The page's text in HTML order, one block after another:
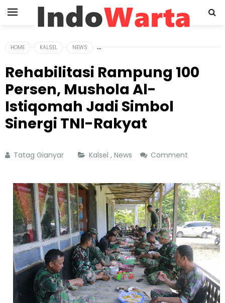
HOME KALSEL NEWS
Rehabilitasi Rampung 100
Persen, Mushola Al-
Istiqomah Jadi Simbol
Sinergi TNI-Rakyat
Tatag Gianyar Kalsel , News Comment